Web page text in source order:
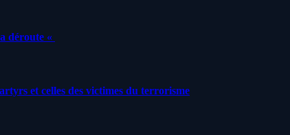
déroute «
et celles des victimes du terrorisme